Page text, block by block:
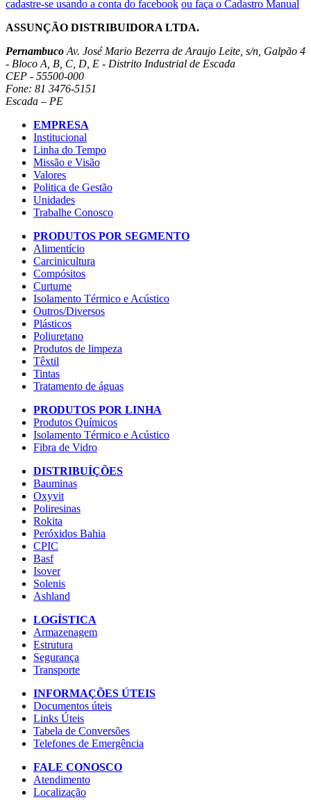
cadastre-se usando a conta do facebook ou faça o Cadastro Manual
ASSUNÇÃO DISTRIBUIDORA LTDA.
Pernambuco Av. José Mario Bezerra de Araujo Leite, s/n, Galpão 4
- Bloco A, B, C, D, E - Distrito Industrial de Escada
CEP - 55500-000
Fone: 81 3476-5151
Escada – PE
EMPRESA
Institucional
Linha do Tempo
Missão e Visão
Valores
Politica de Gestão
Unidades
Trabalhe Conosco
PRODUTOS POR SEGMENTO
Alimentício
Carcinicultura
Compósitos
Curtume
Isolamento Térmico e Acústico
Outros/Diversos
Plásticos
Poliuretano
Produtos de limpeza
Têxtil
Tintas
Tratamento de águas
PRODUTOS POR LINHA
Produtos Químicos
Isolamento Térmico e Acústico
Fibra de Vidro
DISTRIBUÍÇÕES
Bauminas
Oxyvit
Poliresinas
Rokita
Peróxidos Bahia
CPIC
Basf
Isover
Solenis
Ashland
LOGÍSTICA
Armazenagem
Estrutura
Segurança
Transporte
INFORMAÇÕES ÚTEIS
Documentos úteis
Links Úteis
Tabela de Conversões
Telefones de Emergência
FALE CONOSCO
Atendimento
Localização